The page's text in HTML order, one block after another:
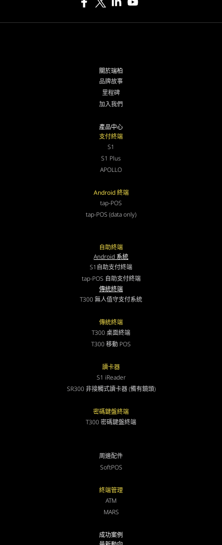
關於瑞柏
品牌故事
里程碑
加入我們
產品中心
支付終端
S1
S1 Plus
APOLLO
Android 終端
tap-POS
tap-POS (data only)
自助終端
Android 系統
S1自助支付終端
tap-POS 自助支付終端
傳統終端
T300 無人值守支付系統
傳統終端
T300 桌面終端
T300 移動 POS
讀卡器
S1 iReader
SR300 非接觸式讀卡器 (備有鏡頭)
密碼鍵盤終端
T300 密碼鍵盤終端
周邊配件
SoftPOS
終端管理
ATM
MARS
成功案例